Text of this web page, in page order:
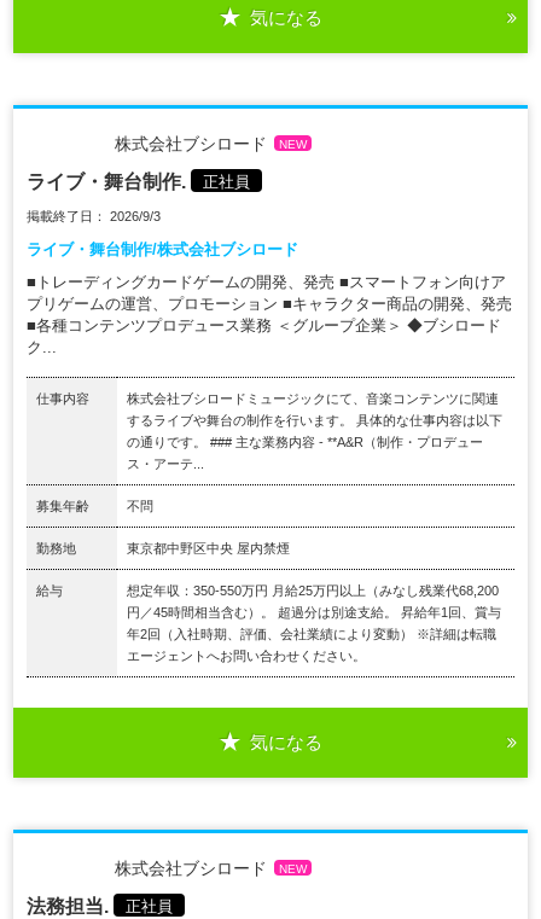
気になる
株式会社ブシロード NEW
ライブ・舞台制作. 正社員
掲載終了日： 2026/9/3
ライブ・舞台制作/株式会社ブシロード
■トレーディングカードゲームの開発、発売 ■スマートフォン向けア
プリゲームの運営、プロモーション ■キャラクター商品の開発、発売
■各種コンテンツプロデュース業務 ＜グループ企業＞ ◆ブシロード
ク...
仕事内容
株式会社ブシロードミュージックにて、音楽コンテンツに関連
するライブや舞台の制作を行います。 具体的な仕事内容は以下
の通りです。 ### 主な業務内容 - **A&R（制作・プロデュー
ス・アーテ...
募集年齢 不問
勤務地 東京都中野区中央 屋内禁煙
給与
想定年収：350-550万円 月給25万円以上（みなし残業代68,200
円／45時間相当含む）。 超過分は別途支給。 昇給年1回、賞与
年2回（入社時期、評価、会社業績により変動） ※詳細は転職
エージェントへお問い合わせください。
気になる
株式会社ブシロード NEW
法務担当. 正社員